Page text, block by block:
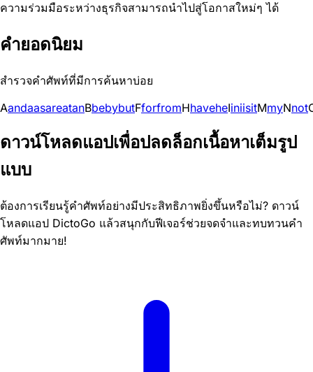
ความร่วมมือระหว่างธุรกิจสามารถนำไปสู่โอกาสใหม่ๆ ได้
คำยอดนิยม
สำรวจคำศัพท์ที่มีการค้นหาบ่อย
AandaasareatanBbebybutFforfromHhaveheIiniisitMmyNnot
ดาวน์โหลดแอปเพื่อปลดล็อกเนื้อหาเต็มรูป
แบบ
ต้องการเรียนรู้คำศัพท์อย่างมีประสิทธิภาพยิ่งขึ้นหรือไม่? ดาวน์
โหลดแอป DictoGo แล้วสนุกกับฟีเจอร์ช่วยจดจำและทบทวนคำ
ศัพท์มากมาย!